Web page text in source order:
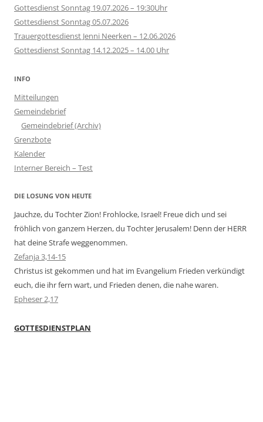
Gottesdienst Sonntag 19.07.2026 – 19:30Uhr
Gottesdienst Sonntag 05.07.2026
Trauergottesdienst Jenni Neerken – 12.06.2026
Gottesdienst Sonntag 14.12.2025 – 14.00 Uhr
INFO
Mitteilungen
Gemeindebrief
Gemeindebrief (Archiv)
Grenzbote
Kalender
Interner Bereich – Test
DIE LOSUNG VON HEUTE
Jauchze, du Tochter Zion! Frohlocke, Israel! Freue dich und sei
fröhlich von ganzem Herzen, du Tochter Jerusalem! Denn der HERR
hat deine Strafe weggenommen.
Zefanja 3,14-15
Christus ist gekommen und hat im Evangelium Frieden verkündigt
euch, die ihr fern wart, und Frieden denen, die nahe waren.
Epheser 2,17
GOTTESDIENSTPLAN